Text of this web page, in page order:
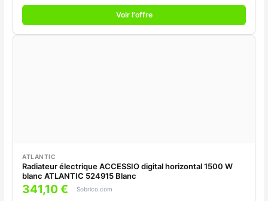
Voir l'offre
ATLANTIC
Radiateur électrique ACCESSIO digital horizontal 1500 W
blanc ATLANTIC 524915 Blanc
341,10 € Sobrico.com